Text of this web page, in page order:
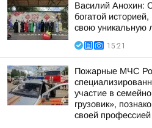
Василий Анохин:
богатой
свою уникальную
15:21
Пожарные МЧС
участие в
грузовик»,
своей